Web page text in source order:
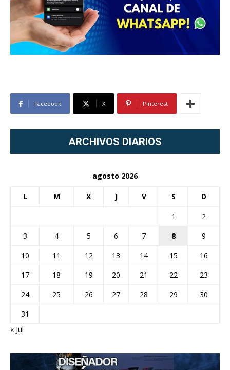
Facebook X Pinterest
ARCHIVOS DIARIOS
agosto 2026
L M X J V S D
1
2
3
4 5 6 7 8
9
10
11 12 13 14 15
16
17
18 19 20 21 22
23
24
25 26 27 28 29
30
31
« Jul